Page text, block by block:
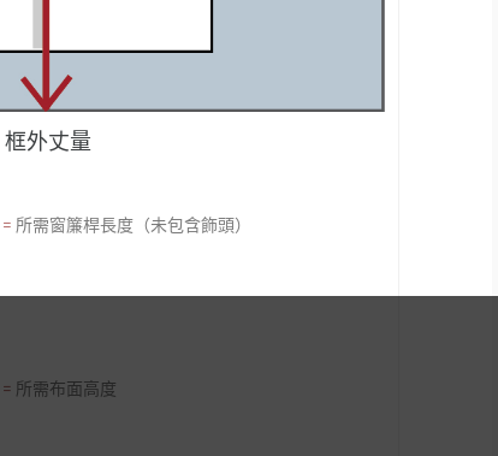
框外丈量
= 所需窗簾桿長度（未包含飾頭）
= 所需布面高度